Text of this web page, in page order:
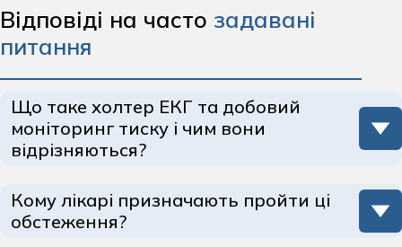
Відповіді на часто задавані
питання
Що таке холтер ЕКГ та добовий
моніторинг тиску і чим вони
відрізняються?
Кому лікарі призначають пройти ці
обстеження?